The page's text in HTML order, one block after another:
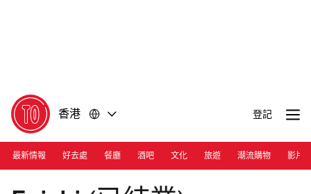
香港 登記
最新情報 好去處 餐廳 酒吧 文化 旅遊 潮流購物 影片
Photograph: Courtesy Enishi